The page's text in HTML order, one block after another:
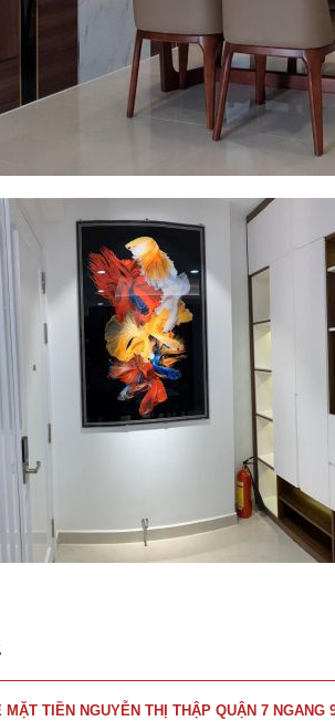
MẶT TIỀN NGUYỄN THỊ THẬP QUẬN 7 NGANG